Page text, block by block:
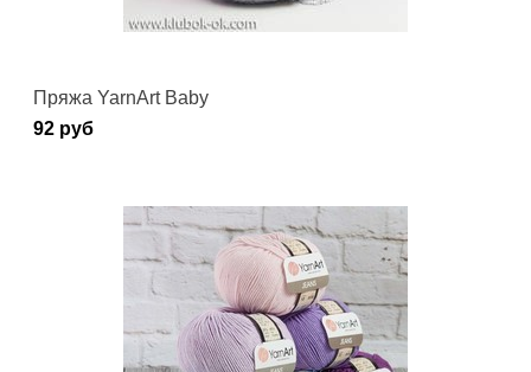
Пряжа YarnArt Baby
92 руб